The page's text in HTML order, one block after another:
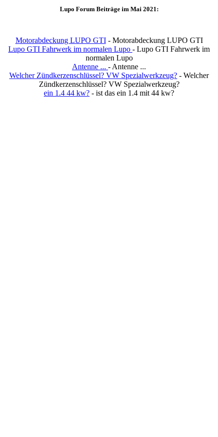
Lupo Forum Beiträge im Mai 2021:
Motorabdeckung LUPO GTI- Motorabdeckung LUPO GTI
Lupo GTI Fahrwerk im normalen Lupo - Lupo GTI Fahrwerk im
normalen Lupo
Antenne ... - Antenne ...
Welcher Zündkerzenschlüssel? VW Spezialwerkzeug? - Welcher
Zündkerzenschlüssel? VW Spezialwerkzeug?
ein 1.4 44 kw? - ist das ein 1.4 mit 44 kw?